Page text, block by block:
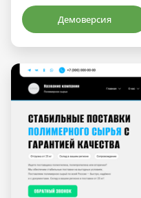
Демоверсия